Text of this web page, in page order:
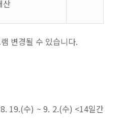
산
변경될 수 있습니다.
19.(수) ~ 9. 2.(수) <14일간